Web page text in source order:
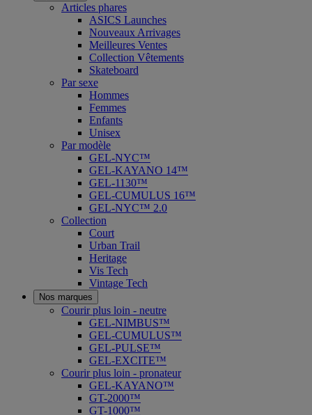
Articles phares
ASICS Launches
Nouveaux Arrivages
Meilleures Ventes
Collection Vêtements
Skateboard
Par sexe
Hommes
Femmes
Enfants
Unisex
Par modèle
GEL-NYC™
GEL-KAYANO 14™
GEL-1130™
GEL-CUMULUS 16™
GEL-NYC™ 2.0
Collection
Court
Urban Trail
Heritage
Vis Tech
Vintage Tech
Nos marques
Courir plus loin - neutre
GEL-NIMBUS™
GEL-CUMULUS™
GEL-PULSE™
GEL-EXCITE™
Courir plus loin - pronateur
GEL-KAYANO™
GT-2000™
GT-1000™